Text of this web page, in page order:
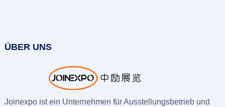
ÜBER UNS
Joinexpo ist ein Unternehmen für Ausstellungsbetrieb und